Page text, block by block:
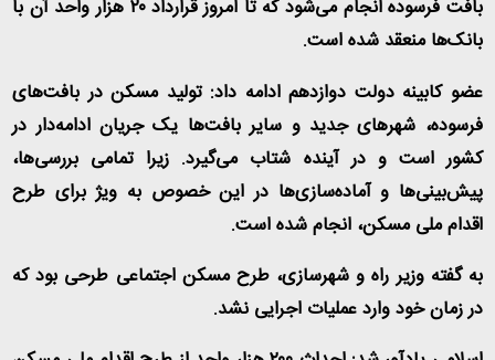
بافت فرسوده انجام می‌شود که تا امروز قرارداد ۲۰ هزار واحد آن با
بانک‌ها منعقد شده است.
عضو کابینه دولت دوازدهم ادامه داد: تولید مسکن در بافت‌های
فرسوده، شهرهای جدید و سایر بافت‌ها یک جریان ادامه‌دار در
کشور است و در آینده شتاب می‌گیرد. زیرا تمامی بررسی‌ها،
پیش‌بینی‌ها و آماده‌سازی‌ها در این خصوص به ویژ برای طرح
اقدام ملی مسکن، انجام شده است.
به گفته وزیر راه و شهرسازی، طرح مسکن اجتماعی طرحی بود که
در زمان خود وارد عملیات اجرایی نشد.